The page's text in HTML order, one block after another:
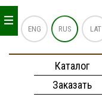
ENG RUS LAT
Каталог
Заказать
_
_
_